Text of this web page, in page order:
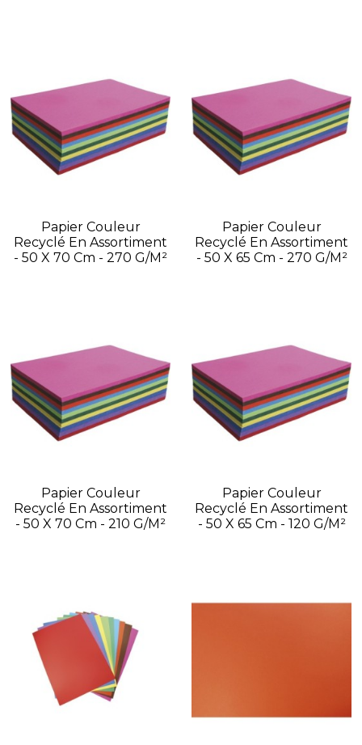
Papier Couleur
Recyclé En Assortiment
- 50 X 70 Cm - 270 G/m²
Papier Couleur
Recyclé En Assortiment
- 50 X 65 Cm - 270 G/m²
Papier Couleur
Recyclé En Assortiment
- 50 X 70 Cm - 210 G/m²
Papier Couleur
Recyclé En Assortiment
- 50 X 65 Cm - 120 G/m²